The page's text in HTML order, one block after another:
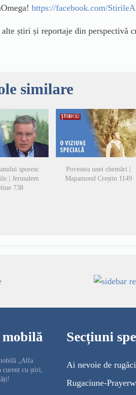
https://facebook.com/
știri și reportaje din perspectivă
similare
sporesc
| Jerusalem
738
Povestea unei chemări |
Mapamond Creștin 1149
„Alfa
curent cu știri,
Secțiuni
Ai nevoie de
Rugaciune-